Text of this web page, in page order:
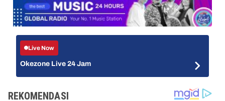
Live Now
Okezone Live 24 Jam